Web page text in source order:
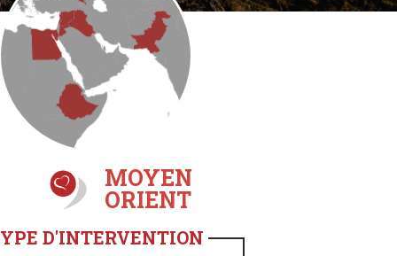
MOYEN
ORIENT
D'INTERVENTION